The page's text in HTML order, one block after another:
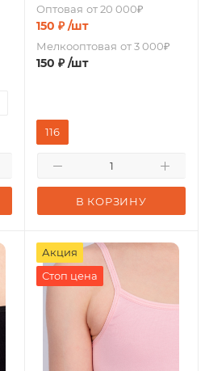
Оптовая от 20 000₽
150 ₽ /шт
Мелкооптовая от 3 000₽
150 ₽ /шт
В КОРЗИНУ
116
Акция
Стоп цена